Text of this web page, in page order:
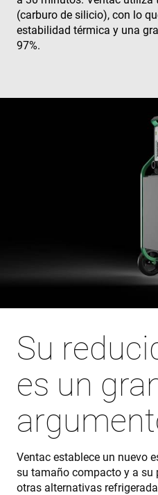
(carburo de silicio), con lo
estabilidad térmica y una
97%.
Su
es un
Ventac establece un nuevo
su tamaño compacto y a su
otras alternativas